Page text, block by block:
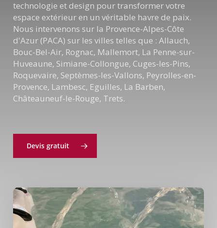
technologie et design pour transformer votre
espace extérieur en un véritable havre de paix.
Nous intervenons sur la Provence-Alpes-Côte
d'Azur (PACA) sur les villes telles que : Allauch,
Bouc-Bel-Air, Rognac, Mallemort, La Penne-sur-
Huveaune, Simiane-Collongue, Cuges-les-Pins,
Roquevaire, Septèmes-les-Vallons, Peyrolles-en-
Provence, Lambesc, Eguilles, La Barben,
Châteauneuf-le-Rouge, Trets.
Devis gratuit